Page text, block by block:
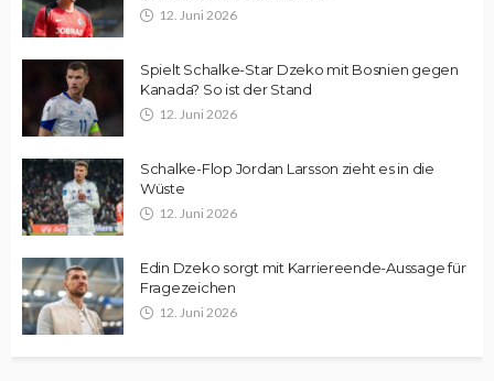
12. Juni 2026
Spielt Schalke-Star Dzeko mit Bosnien gegen
Kanada? So ist der Stand
12. Juni 2026
Schalke-Flop Jordan Larsson zieht es in die
Wüste
12. Juni 2026
Edin Dzeko sorgt mit Karriereende-Aussage für
Fragezeichen
12. Juni 2026